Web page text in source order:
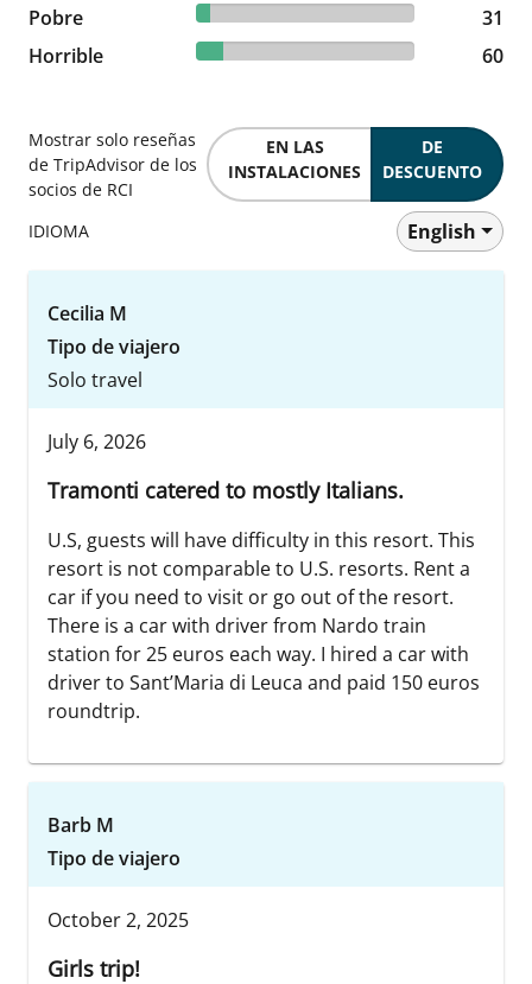
Pobre 6.33% reviewed Pobre
31 reviews
31
Horrible
12.24% reviewed Horrible
60 reviews 60
Mostrar solo reseñas
de TripAdvisor de los
socios de RCI
EN LAS
INSTALACIONES
DE
DESCUENTO
IDIOMA English
Cecilia M
Tipo de viajero
Solo travel
July 6, 2026
Tramonti catered to mostly Italians.
U.S, guests will have difficulty in this resort. This
resort is not comparable to U.S. resorts. Rent a
car if you need to visit or go out of the resort.
There is a car with driver from Nardo train
station for 25 euros each way. I hired a car with
driver to Sant’Maria di Leuca and paid 150 euros
roundtrip.
Barb M
Tipo de viajero
October 2, 2025
Girls trip!